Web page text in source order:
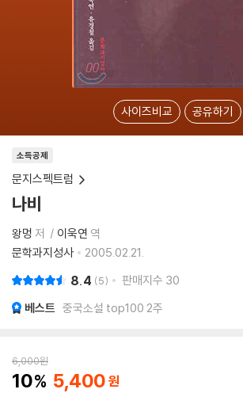
사이즈비교 공유하기
소득공제
문지스펙트럼
나비
왕멍 저 이욱연 역
문학과지성사
2005.02.21.
8.4 5 판매지수 30
베스트 중국소설 top100 2주
6,000원
10 5,400